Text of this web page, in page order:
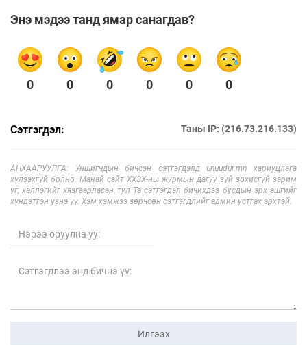
Энэ мэдээ танд ямар санагдав?
0 0 0 0 0 0
Сэтгэгдэл: Таны IP: (216.73.216.133)
АНХААРУУЛГА: Уншигчдын бичсэн сэтгэгдэлд unuudur.mn хариуцлага
хүлээхгүй болно. Манай сайт ХХЗХ-ны журмын дагуу зүй зохисгүй зарим
үг, хэллэгийг хязгаарласан тул Та сэтгэгдэл бичихдээ бусдын эрх ашгийг
хүндэтгэн үзнэ үү. Хэм хэмжээ зөрчсөн сэтгэгдлийг админ устгах эрхтэй.
Илгээх